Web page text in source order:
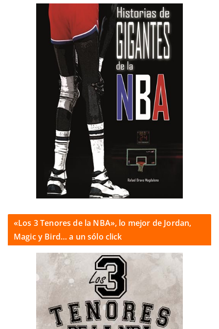
«Los 3 Tenores de la NBA», lo mejor de Jordan,
Magic y Bird… a un sólo click